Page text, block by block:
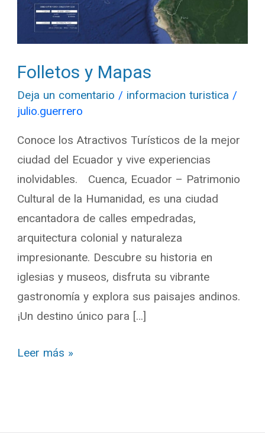
Folletos y Mapas
Deja un comentario / informacion turistica /
julio.guerrero
Conoce los Atractivos Turísticos de la mejor
ciudad del Ecuador y vive experiencias
inolvidables. Cuenca, Ecuador – Patrimonio
Cultural de la Humanidad, es una ciudad
encantadora de calles empedradas,
arquitectura colonial y naturaleza
impresionante. Descubre su historia en
iglesias y museos, disfruta su vibrante
gastronomía y explora sus paisajes andinos.
¡Un destino único para […]
Leer más »